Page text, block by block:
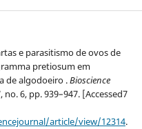
e parasitismo de ovos de
pretiosum em
de algodoeiro .Bioscience
6, pp. 939–947. [Accessed7
article/view/12314.